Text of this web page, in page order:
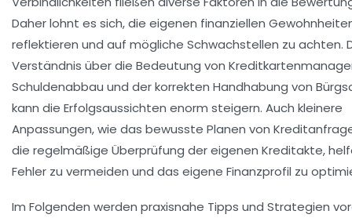
Daher lohnt es sich, die eigenen finanziellen
reflektieren und auf mögliche Schwachstellen zu achten.
Verständnis über die Bedeutung von
Schuldenabbau und der korrekten Handhabung von
kann die Erfolgsaussichten enorm steigern. Auch kleinere
Anpassungen, wie das bewusste Planen von
die regelmäßige Überprüfung der eigenen Kreditakte,
Fehler zu vermeiden und das eigene Finanzprofil zu
Im Folgenden werden praxisnahe Tipps und Strategien